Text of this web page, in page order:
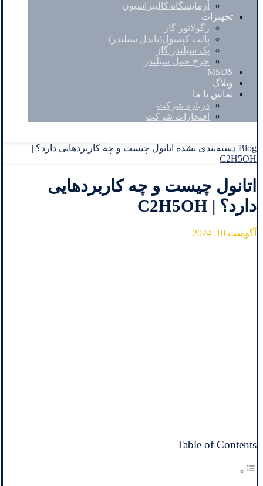
آزمایشگاه کالیبراسیون
تجهیزات
رگولاتور گاز
پالت کپسول(باندل سیلندر)
پک سیلندر گاز
چرخ حمل سیلندر
MSDS
وبلاگ
تماس با ما
درباره شرکت
افتخارات شرکت
Blog دسته‌بندی نشده اتانول چیست و چه کاربردهایی دارد؟ |
C2H5OH
اتانول چیست و چه کاربردهایی
دارد؟ | C2H5OH
آگوست 10, 2024
Table of Contents